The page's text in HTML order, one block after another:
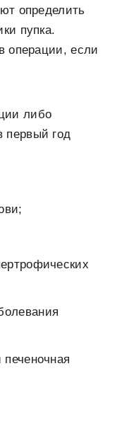
определить
пупка.
операции, если
либо
первый год